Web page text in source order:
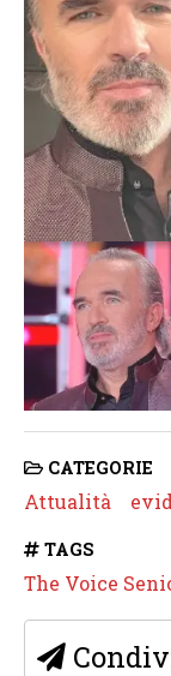
CATEGORIE
Attualità
TAGS
The Voice